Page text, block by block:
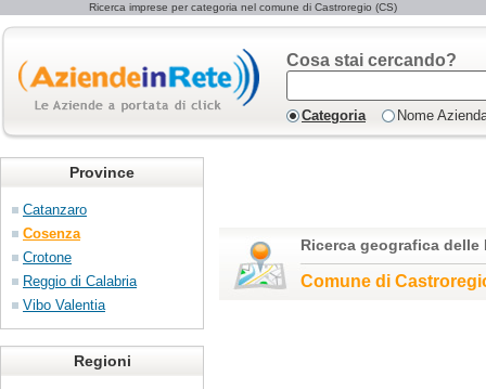
Ricerca imprese per categoria nel comune di Castroregio (CS)
Cosa stai cercando?
Categoria Nome
Province
Catanzaro
Cosenza
Crotone
Reggio di Calabria
Vibo Valentia
Regioni
Ricerca geografica delle
Comune di